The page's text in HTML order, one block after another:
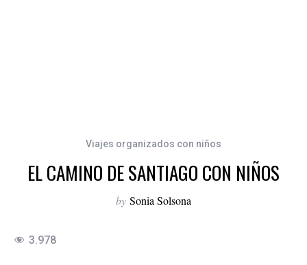
Viajes organizados con niños
EL CAMINO DE SANTIAGO CON NIÑOS
by Sonia Solsona
3.978